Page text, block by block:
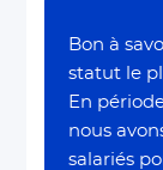
Bon à
statut le
En
nous
salariés